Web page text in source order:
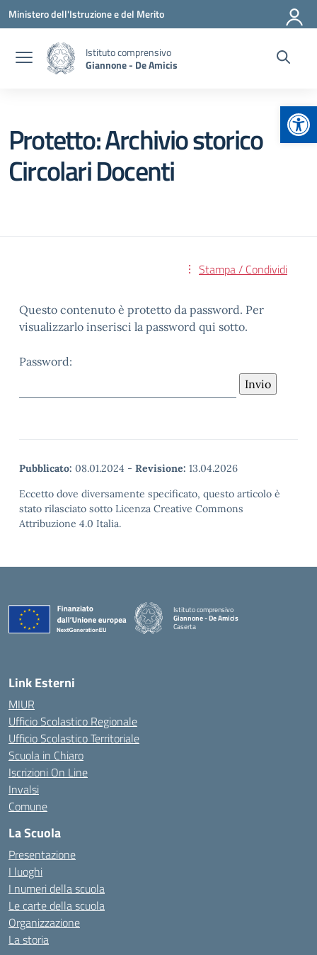
Vai ai contenuti
Vai al menu di navigazione
Vai al footer
Ministero dell'Istruzione e del Merito
Istituto comprensivo
Giannone - De Amicis
Protetto: Archivio storico
Circolari Docenti
Stampa / Condividi
Questo contenuto è protetto da password. Per
visualizzarlo inserisci la password qui sotto.
Password:
Pubblicato: 08.01.2024 - Revisione: 13.04.2026
Eccetto dove diversamente specificato, questo articolo è
stato rilasciato sotto Licenza Creative Commons
Attribuzione 4.0 Italia.
Istituto comprensivo
Giannone - De Amicis
Caserta
Link Esterni
MIUR
Ufficio Scolastico Regionale
Ufficio Scolastico Territoriale
Scuola in Chiaro
Iscrizioni On Line
Invalsi
Comune
La Scuola
Presentazione
I luoghi
I numeri della scuola
Le carte della scuola
Organizzazione
La storia